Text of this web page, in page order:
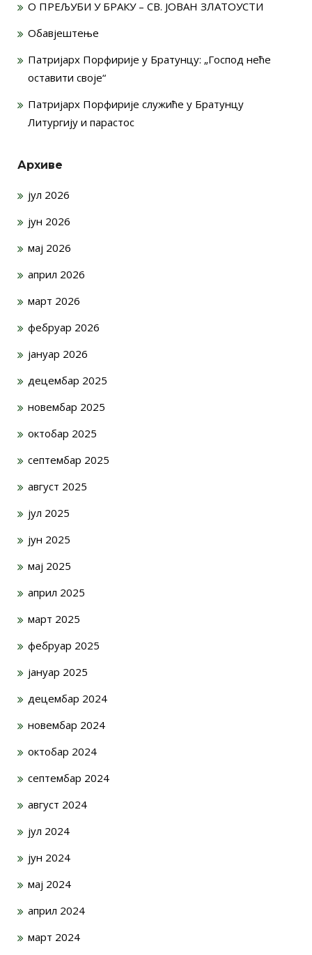
О ПРЕЉУБИ У БРАКУ – СВ. ЈОВАН ЗЛАТОУСТИ
Обавјештење
Патријарх Порфирије у Братунцу: „Господ неће
оставити своје“
Патријарх Порфирије служиће у Братунцу
Литургију и парастос
Архиве
јул 2026
јун 2026
мај 2026
април 2026
март 2026
фебруар 2026
јануар 2026
децембар 2025
новембар 2025
октобар 2025
септембар 2025
август 2025
јул 2025
јун 2025
мај 2025
април 2025
март 2025
фебруар 2025
јануар 2025
децембар 2024
новембар 2024
октобар 2024
септембар 2024
август 2024
јул 2024
јун 2024
мај 2024
април 2024
март 2024